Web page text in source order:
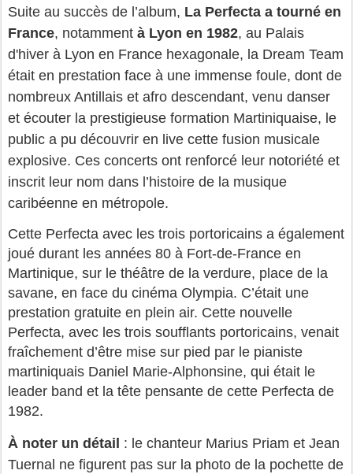
Suite au succès de l’album, La Perfecta a tourné en
France, notamment à Lyon en 1982, au Palais
d'hiver à Lyon en France hexagonale, la Dream Team
était en prestation face à une immense foule, dont de
nombreux Antillais et afro descendant, venu danser
et écouter la prestigieuse formation Martiniquaise, le
public a pu découvrir en live cette fusion musicale
explosive. Ces concerts ont renforcé leur notoriété et
inscrit leur nom dans l’histoire de la musique
caribéenne en métropole.
Cette Perfecta avec les trois portoricains a également
joué durant les années 80 à Fort-de-France en
Martinique, sur le théâtre de la verdure, place de la
savane, en face du cinéma Olympia. C’était une
prestation gratuite en plein air. Cette nouvelle
Perfecta, avec les trois soufflants portoricains, venait
fraîchement d’être mise sur pied par le pianiste
martiniquais Daniel Marie-Alphonsine, qui était le
leader band et la tête pensante de cette Perfecta de
1982.
À noter un détail : le chanteur Marius Priam et Jean
Tuernal ne figurent pas sur la photo de la pochette de